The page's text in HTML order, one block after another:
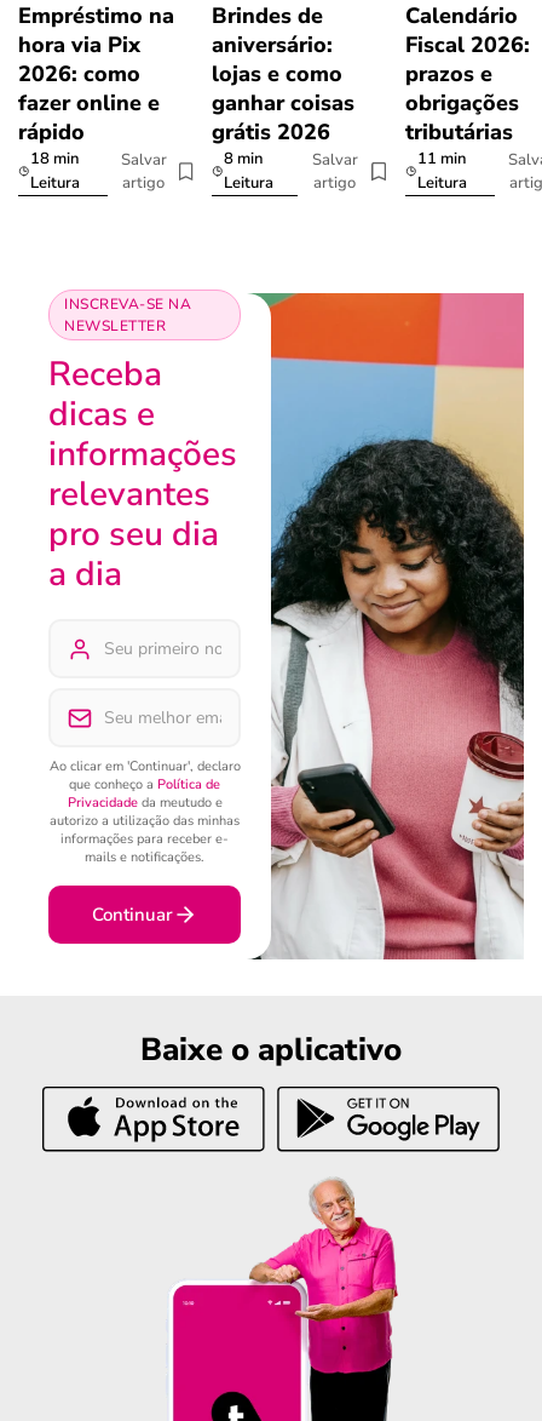
Empréstimo na
hora via Pix
2026: como
fazer online e
rápido
18 min
Leitura
Salvar
artigo
Brindes de
aniversário:
lojas e como
ganhar coisas
grátis 2026
8 min
Leitura
Salvar
artigo
Calendário
Fiscal 2026:
prazos e
obrigações
tributárias
11 min
Leitura
INSCREVA-SE NA
NEWSLETTER
Receba
dicas e
informações
relevantes
pro seu dia
a dia
Ao clicar em 'Continuar', declaro
que conheço a Política de
Privacidadeda meutudo e
autorizo a utilização das minhas
informações para receber e-
mails e notificações.
Continuar
Baixe o aplicativo